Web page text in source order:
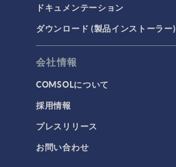
ドキュメンテーション
ダウンロード (製品インストーラー)
会社情報
COMSOLについて
採用情報
プレスリリース
お問い合わせ